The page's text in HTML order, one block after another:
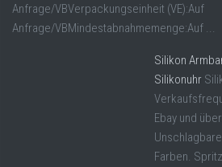
Anfrage/VBVerpackungseinheit (VE):Auf
Anfrage/VBMindestabnahmemenge:Auf ...
Silikon
Silikonuhr
Ebay und
Farben.